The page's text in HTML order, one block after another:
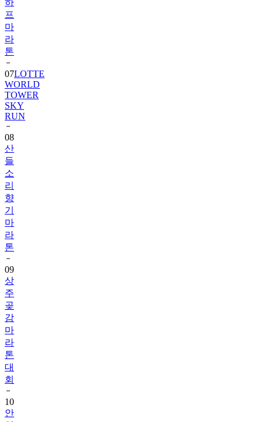
마
라
톤
07
WORLD
TOWER
SKY
RUN
08
산
들
소
리
향
기
마
라
톤
09
상
주
곶
감
마
라
톤
대
회
10
안
양
천